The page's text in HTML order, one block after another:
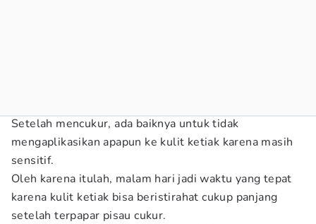
Setelah mencukur, ada baiknya untuk tidak
mengaplikasikan apapun ke kulit ketiak karena masih
sensitif.
Oleh karena itulah, malam hari jadi waktu yang tepat
karena kulit ketiak bisa beristirahat cukup panjang
setelah terpapar pisau cukur.